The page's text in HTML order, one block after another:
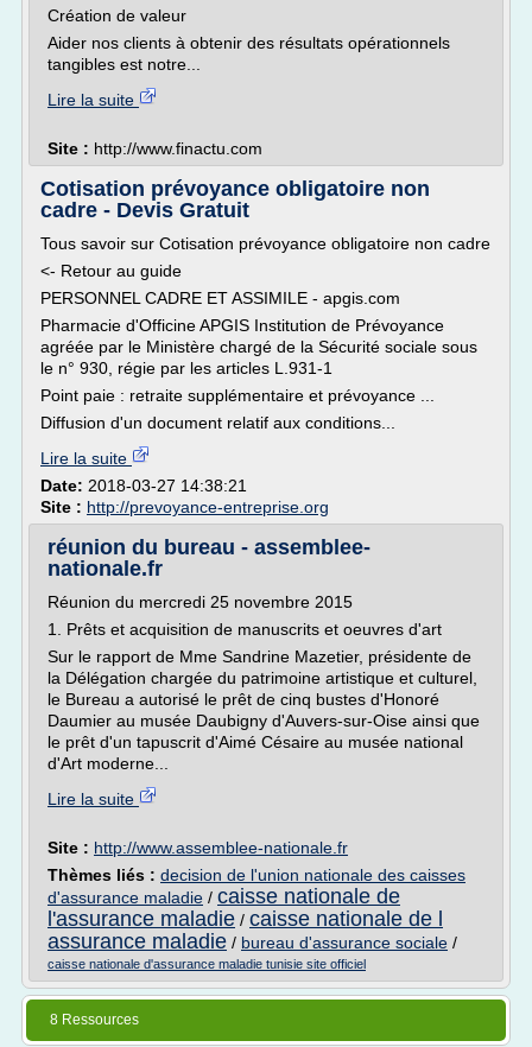
Création de valeur
Aider nos clients à obtenir des résultats opérationnels
tangibles est notre...
Lire la suite
Site : http://www.finactu.com
Cotisation prévoyance obligatoire non
cadre - Devis Gratuit
Tous savoir sur Cotisation prévoyance obligatoire non cadre
<- Retour au guide
PERSONNEL CADRE ET ASSIMILE - apgis.com
Pharmacie d'Officine APGIS Institution de Prévoyance
agréée par le Ministère chargé de la Sécurité sociale sous
le n° 930, régie par les articles L.931-1
Point paie : retraite supplémentaire et prévoyance ...
Diffusion d'un document relatif aux conditions...
Lire la suite
Date: 2018-03-27 14:38:21
Site : http://prevoyance-entreprise.org
réunion du bureau - assemblee-
nationale.fr
Réunion du mercredi 25 novembre 2015
1. Prêts et acquisition de manuscrits et oeuvres d'art
Sur le rapport de Mme Sandrine Mazetier, présidente de
la Délégation chargée du patrimoine artistique et culturel,
le Bureau a autorisé le prêt de cinq bustes d'Honoré
Daumier au musée Daubigny d'Auvers-sur-Oise ainsi que
le prêt d'un tapuscrit d'Aimé Césaire au musée national
d'Art moderne...
Lire la suite
Site : http://www.assemblee-nationale.fr
Thèmes liés : decision de l'union nationale des caisses
d'assurance maladie / caisse nationale de
l'assurance maladie / caisse nationale de l
assurance maladie / bureau d'assurance sociale /
caisse nationale d'assurance maladie tunisie site officiel
8 Ressources